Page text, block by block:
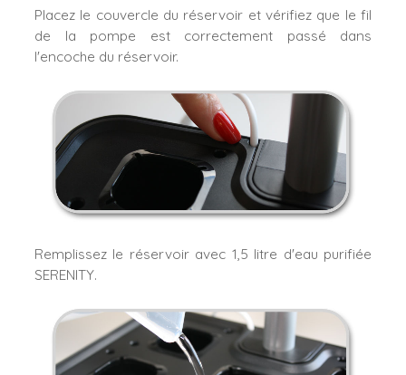
Placez le couvercle du réservoir et vérifiez que le fil
de la pompe est correctement passé dans
l'encoche du réservoir.
Remplissez le réservoir avec 1,5 litre d'eau purifiée
SERENITY.